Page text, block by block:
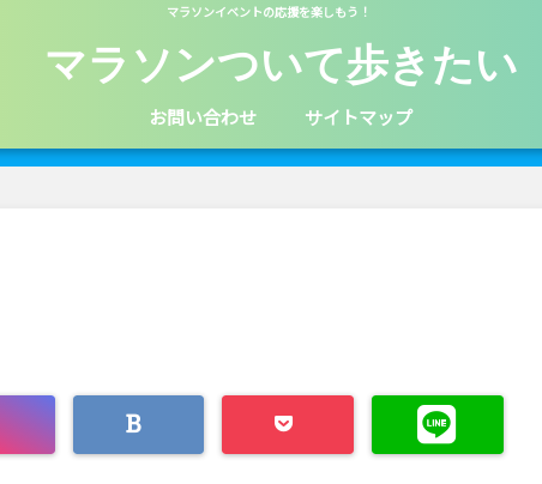
マラソンイベントの応援を楽しもう！
マラソンついて歩きたい
お問い合わせ サイトマップ